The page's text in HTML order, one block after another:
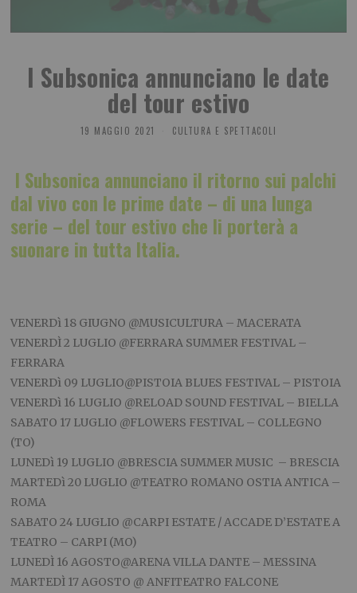
I Subsonica annunciano le date
del tour estivo
19 MAGGIO 2021 CULTURA E SPETTACOLI
I Subsonica annunciano il ritorno sui palchi
dal vivo con le prime date – di una lunga
serie – del tour estivo che li porterà a
suonare in tutta Italia.
VENERDì 18 GIUGNO @MUSICULTURA – MACERATA
VENERDÌ 2 LUGLIO @FERRARA SUMMER FESTIVAL –
FERRARA
VENERDì 09 LUGLIO@PISTOIA BLUES FESTIVAL – PISTOIA
VENERDì 16 LUGLIO @RELOAD SOUND FESTIVAL – BIELLA
SABATO 17 LUGLIO @FLOWERS FESTIVAL – COLLEGNO
(TO)
LUNEDì 19 LUGLIO @BRESCIA SUMMER MUSIC – BRESCIA
MARTEDì 20 LUGLIO @TEATRO ROMANO OSTIA ANTICA –
ROMA
SABATO 24 LUGLIO @CARPI ESTATE / ACCADE D’ESTATE A
TEATRO – CARPI (MO)
LUNEDÌ 16 AGOSTO@ARENA VILLA DANTE – MESSINA
MARTEDÌ 17 AGOSTO @ ANFITEATRO FALCONE